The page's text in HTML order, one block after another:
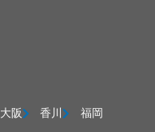
大阪 香川
福岡